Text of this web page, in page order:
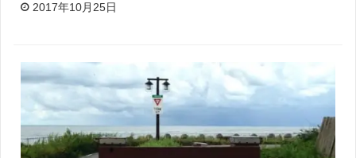
2017年10月25日